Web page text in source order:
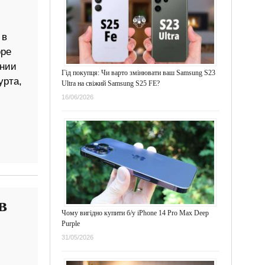
Гід покупця: Чи варто змінювати ваш Samsung S23
Ultra на свіжий Samsung S25 FE?
16/06/2026
Чому вигідно купити б/у iPhone 14 Pro Max Deep
Purple
31/05/2026